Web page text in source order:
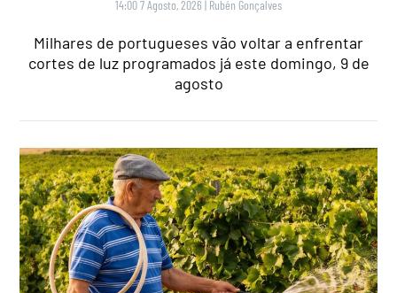
14:00 7 Agosto, 2026 | Rubén Gonçalves
Milhares de portugueses vão voltar a enfrentar
cortes de luz programados já este domingo, 9 de
agosto